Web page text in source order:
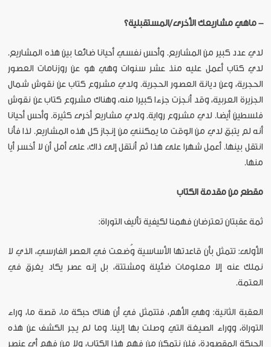
- ماهي مشاريعك الأخرى/المستقبلية؟
لدي عدد كبير من المشاريع. وأحس نفسي أحيانا ضائعا بين هذه المشاريع.
لدي كتاب أعمل عليه منذ عشر سنوات وهي هو عن روزنامات العصور
الحجرية، وعن ديانة العصور الحجرية. ولدي مشروع كتاب عن نقوش شمال
الجزيرة العربية، وقد أنجزت جزءا كبيرا منه، وهناك مشروع كتاب عن نقوش
فلسطين أيضا. لدي مشروع رواية. ولدي مشاريع أخرى كثيرة. وأحس أحيانا
أنه لم يتبق لدي من الوقت ما يمكنني من إنجاز كل هذه المشاريع. لذا فأنا
انتقل بينها. أعمل شهرا على هذا ثم أنتقل إلى ذاك، على أمل أن لا أخسر أيا
منها.
مقطع منمقدمةالكتاب
ثمة عقبتان تعترضان فهمنا لكيفية تأليف التوراة:
الأولى: تتمثل بأن قاعدتها الأساسية وُضعت في العصر الفارسي، الذي لا
نملك عنه إلا معلومات ضئيلة ومشتتة، بل إنه عصر يكاد يغرق في
العتمة.
العقبة الثانية: وهي الأهم، فتتمثل في أن هناك حبكة ما، قصة ما، وراء
التوراة، ووراء الصيغة التي وصلت بها إلينا. وما لم يجر الكشف عن هذه
الحبكة المقصودة، فلن نتمكن من فهم هذا الكتاب، ولا من فهم أي عنصر